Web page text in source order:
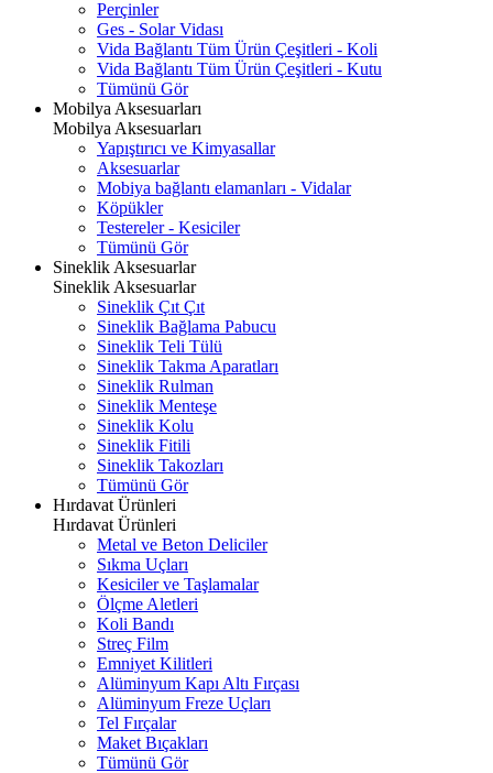
Perçinler
Ges - Solar Vidası
Vida Bağlantı Tüm Ürün Çeşitleri - Koli
Vida Bağlantı Tüm Ürün Çeşitleri - Kutu
Tümünü Gör
Mobilya Aksesuarları
Mobilya Aksesuarları
Yapıştırıcı ve Kimyasallar
Aksesuarlar
Mobiya bağlantı elamanları - Vidalar
Köpükler
Testereler - Kesiciler
Tümünü Gör
Sineklik Aksesuarlar
Sineklik Aksesuarlar
Sineklik Çıt Çıt
Sineklik Bağlama Pabucu
Sineklik Teli Tülü
Sineklik Takma Aparatları
Sineklik Rulman
Sineklik Menteşe
Sineklik Kolu
Sineklik Fitili
Sineklik Takozları
Tümünü Gör
Hırdavat Ürünleri
Hırdavat Ürünleri
Metal ve Beton Deliciler
Sıkma Uçları
Kesiciler ve Taşlamalar
Ölçme Aletleri
Koli Bandı
Streç Film
Emniyet Kilitleri
Alüminyum Kapı Altı Fırçası
Alüminyum Freze Uçları
Tel Fırçalar
Maket Bıçakları
Tümünü Gör